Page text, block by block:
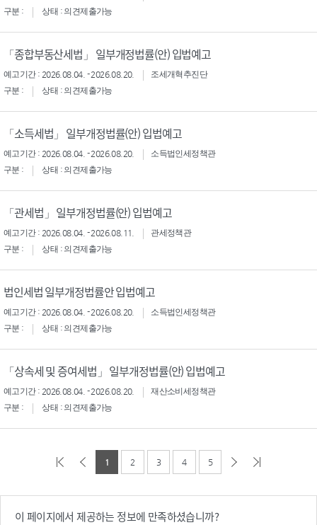
구분 :
상태 : 의견제출가능
「종합부동산세법」 일부개정법률(안) 입법예고
예고기간 : 2026.08.04. - 2026.08.20.
조세개혁추진단
구분 :
상태 : 의견제출가능
「소득세법」 일부개정법률(안) 입법예고
예고기간 : 2026.08.04. - 2026.08.20.
소득법인세정책관
구분 :
상태 : 의견제출가능
「관세법」 일부개정법률(안) 입법예고
예고기간 : 2026.08.04. - 2026.08.11.
관세정책관
구분 :
상태 : 의견제출가능
법인세법 일부개정법률안 입법예고
예고기간 : 2026.08.04. - 2026.08.20.
소득법인세정책관
구분 :
상태 : 의견제출가능
「상속세 및 증여세법」 일부개정법률(안) 입법예고
예고기간 : 2026.08.04. - 2026.08.20.
재산소비세정책관
구분 :
상태 : 의견제출가능
1 2 3 4 5
이 페이지에서 제공하는 정보에 만족하셨습니까?